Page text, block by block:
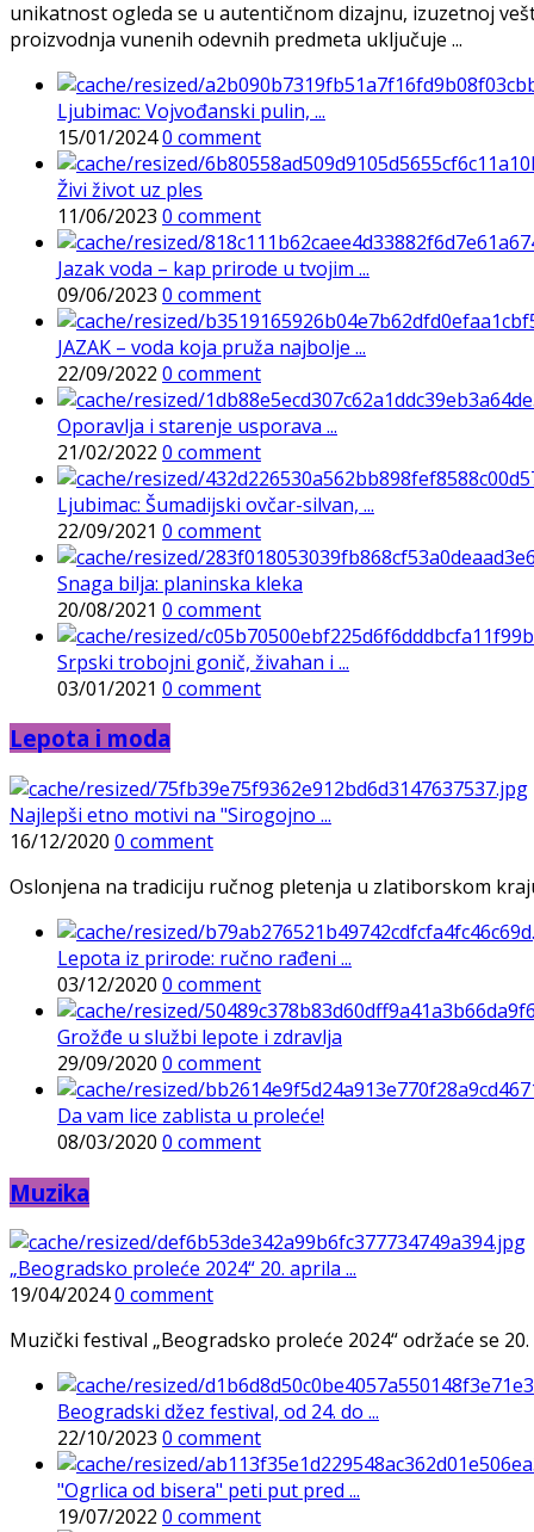
unikatnost ogleda se u autentičnom dizajnu, izuzetnoj
proizvodnja vunenih odevnih predmeta uključuje ...
Ljubimac: Vojvođanski pulin, ...
15/01/20240 comment
Živi život uz ples
11/06/2023 0 comment
Jazak voda – kap prirode u tvojim ...
09/06/2023 0 comment
JAZAK – voda koja pruža najbolje ...
22/09/2022 0 comment
Oporavlja i starenje usporava ...
21/02/2022 0 comment
Ljubimac: Šumadijski ovčar-silvan, ...
22/09/2021 0 comment
Snaga bilja: planinska kleka
20/08/2021 0 comment
Srpski trobojni gonič, živahan i ...
03/01/2021 0 comment
Lepota i moda
Najlepši etno motivi na "Sirogojno ...
16/12/2020 0 comment
Oslonjena na tradiciju ručnog pletenja u zlatiborskom
Lepota iz prirode: ručno rađeni ...
03/12/2020 0 comment
Grožđe u službi lepote i zdravlja
29/09/2020 0 comment
Da vam lice zablista u proleće!
08/03/2020 0 comment
Muzika
„Beogradsko proleće 2024“ 20. aprila ...
19/04/20240 comment
Muzički festival „Beogradsko proleće 2024“ održaće se
Beogradski džez festival, od 24. do ...
22/10/2023 0 comment
"Ogrlica od bisera" peti put pred ...
19/07/2022 0 comment